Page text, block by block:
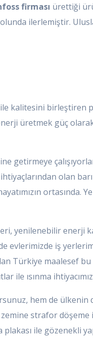
firması ürettiği
ilerlemiştir.
kalitesini birleştiren
üretmek güç
getirmeye
olan
ortasında.
yenilenebilir
iş
Türkiye maalesef
ile ısınma
hem de ülkenin
strafor
ile gözenekli